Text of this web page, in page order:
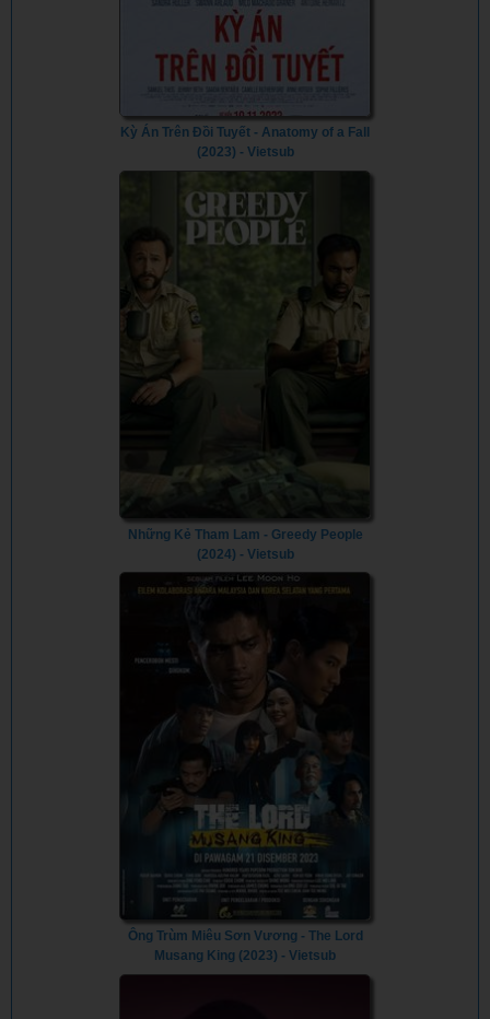
Kỳ Án Trên Đồi Tuyết - Anatomy of a Fall
(2023) - Vietsub
Những Kẻ Tham Lam - Greedy People
(2024) - Vietsub
Ông Trùm Miêu Sơn Vương - The Lord
Musang King (2023) - Vietsub